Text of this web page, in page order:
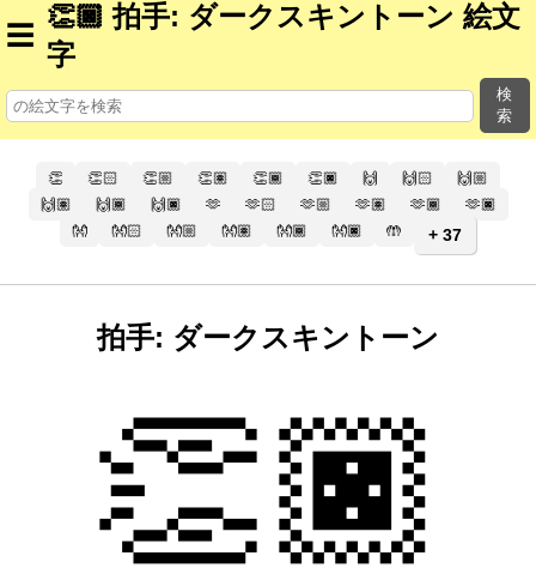
☰
👏🏿 拍手: ダークスキントーン 絵文
字
検
索
👏 👏🏻 👏🏼 👏🏽 👏🏾 👏🏿 🙌 🙌🏻
🙌🏼
🙌🏽
🙌🏾 🙌🏿 🫶 🫶🏻 🫶🏼 🫶🏽 🫶🏾
🫶🏿
👐
👐🏻 👐🏼 👐🏽 👐🏾 👐🏿 🤲 + 37
拍手: ダークスキントーン
👏🏿